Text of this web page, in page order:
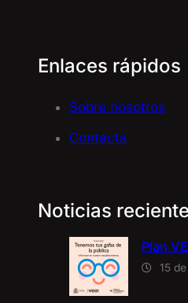
Enlaces rápidos
Sobre nosotros
Contacta
Noticias
Plan
15